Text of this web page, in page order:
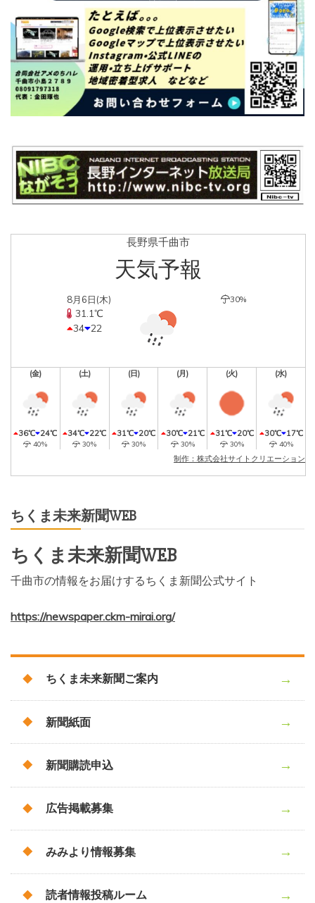
長野県千曲市
天気予報
8月6日(木)
31.1℃
34 22
30%
(金)
36℃ 24℃
40%
(土)
34℃ 22℃
30%
(日)
31℃ 20℃
30%
(月)
30℃ 21℃
30%
(火)
31℃ 20℃
30%
(水)
30℃ 17℃
40%
制作：株式会社サイトクリエーション
ちくま未来新聞WEB
ちくま未来新聞WEB
千曲市の情報をお届けするちくま新聞公式サイト
https://newspaper.ckm-mirai.org/
ちくま未来新聞ご案内
新聞紙面
新聞購読申込
広告掲載募集
みみより情報募集
読者情報投稿ルーム